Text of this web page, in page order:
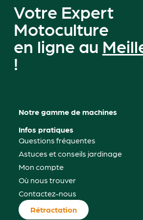
Votre Expert
Motoculture
en ligne au
!
Notre gamme de machines
Infos pratiques
Questions fréquentes
Astuces et conseils jardinage
Mon compte
Où nous trouver
Contactez-nous
Rétractation